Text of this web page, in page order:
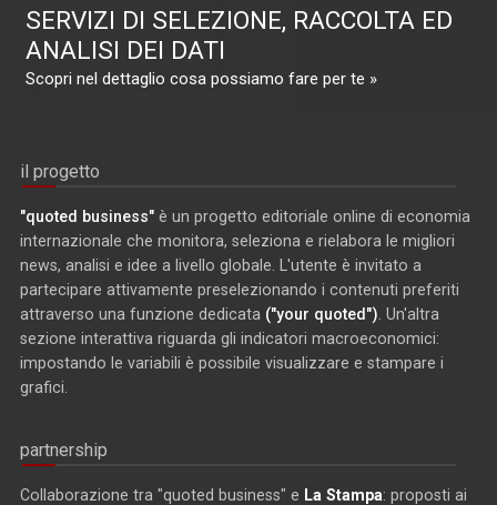
SERVIZI DI SELEZIONE, RACCOLTA ED
ANALISI DEI DATI
Scopri nel dettaglio cosa possiamo fare per te »
il progetto
"quoted business" è un progetto editoriale online di economia
internazionale che monitora, seleziona e rielabora le migliori
news, analisi e idee a livello globale. L'utente è invitato a
partecipare attivamente preselezionando i contenuti preferiti
attraverso una funzione dedicata ("your quoted") . Un'altra
sezione interattiva riguarda gli indicatori macroeconomici:
impostando le variabili è possibile visualizzare e stampare i
grafici.
partnership
Collaborazione tra "quoted business" e La Stampa: proposti ai